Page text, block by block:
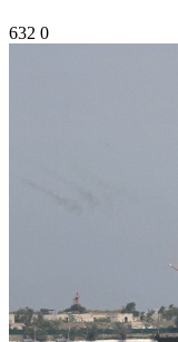
632 0